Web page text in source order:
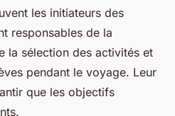
les initiateurs des
responsables de la
la sélection des activités et
pendant le voyage. Leur
que les objectifs